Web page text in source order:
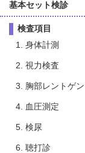
基本セット検診
検査項目
身体計測
視力検査
胸部レントゲン
血圧測定
検尿
聴打診